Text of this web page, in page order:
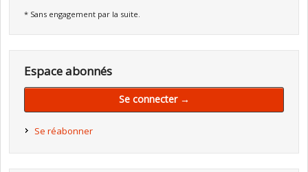
* Sans engagement par la suite.
Espace abonnés
Se connecter →
Se réabonner